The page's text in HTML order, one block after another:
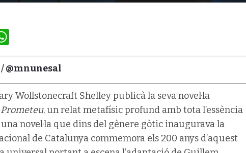
@mnunesal
Wollstonecraft Shelley publicà la seva novel·la
, un relat metafísic profund amb tota l’essència
novel·la que dins del gènere gòtic inaugurava la
de Catalunya commemora els 200 anys d’aquest